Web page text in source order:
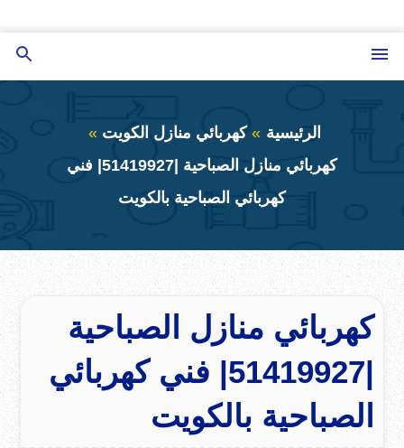
إلى
المحتوى
الرئيسية
كهربائي منازل الكويت
كهربائي منازل الصباحية |51419927| فني
كهربائي الصباحية بالكويت
كهربائي منازل الصباحية
|51419927| فني كهربائي
الصباحية بالكويت